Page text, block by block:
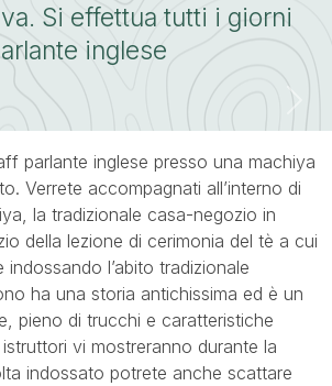
Si effettua tutti i giorni
inglese
Next
parlante inglese presso una machiya
Verrete accompagnati all’interno di
la tradizionale casa-negozio in
della lezione di cerimonia del tè a cui
l’abito tradizionale
ha una storia antichissima ed è un
pieno di trucchi e caratteristiche
vi mostreranno durante la
indossato potrete anche scattare